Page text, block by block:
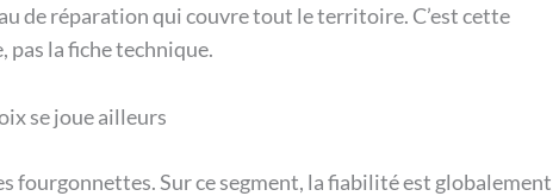
de réparation qui couvre tout le territoire. C’est cette
la fiche technique.
se joue ailleurs
fourgonnettes. Sur ce segment, la fiabilité est globalement